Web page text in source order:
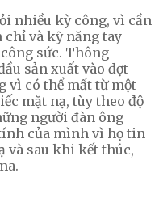
nhiều kỳ công, vì cần
và kỹ năng tay
sức. Thông
sản xuất vào đợt
vì có thể mất từ một
mặt nạ, tùy theo độ
người đàn ông
của mình vì họ tin
và sau khi kết thúc,